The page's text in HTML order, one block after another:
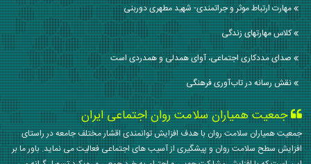
مهارت ارتباط موثر و جراتمندی- شهید مطهری دوربنی
کلاس مهارتهای زندگی
صدای مددکاری اجتماعی، آوای همدلی و همدردی است
نقش رسانه در تاب‌آوری فرهنگی
جمعیت همیاران سلامت روان اجتماعی ایران
جمعیت همیاران سلامت روان با هدف افزایش توانمندی اقشار مختلف جامعه در راستای
افزایش سطح سلامت روان و پیشگیری از آسیب های اجتماعی فعالیت می نماید. باور ما بر